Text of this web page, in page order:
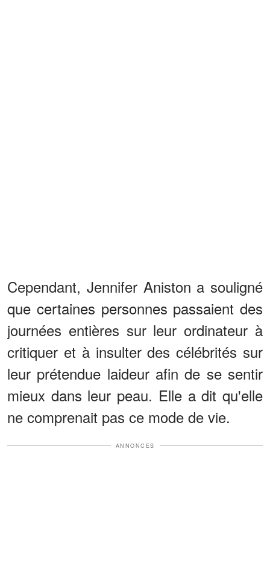
Cependant, Jennifer Aniston a souligné
que certaines personnes passaient des
journées entières sur leur ordinateur à
critiquer et à insulter des célébrités sur
leur prétendue laideur afin de se sentir
mieux dans leur peau. Elle a dit qu'elle
ne comprenait pas ce mode de vie.
ANNONCES